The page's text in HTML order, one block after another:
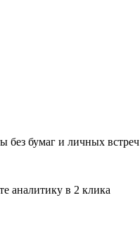
без бумаг и личных встреч
аналитику в 2 клика